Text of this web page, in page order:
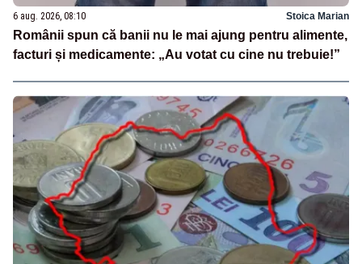
6 aug. 2026, 08:10 Stoica Marian
Românii spun că banii nu le mai ajung pentru alimente,
facturi și medicamente: „Au votat cu cine nu trebuie!”